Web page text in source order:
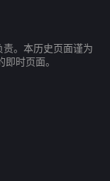
。本历史页面谨为
时页面。